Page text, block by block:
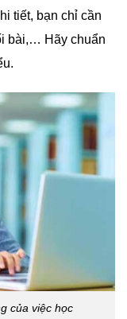
tiết, bạn chỉ cần
bài,… Hãy chuẩn
của việc học